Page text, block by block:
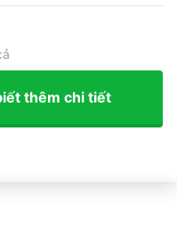
thêm chi tiết